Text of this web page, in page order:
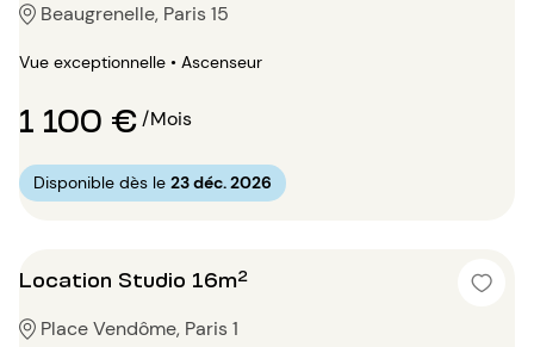
Beaugrenelle, Paris 15
Vue exceptionnelle • Ascenseur
1 100 €/Mois
Disponible dès le 23 déc. 2026
Location Studio 16m²
Place Vendôme, Paris 1